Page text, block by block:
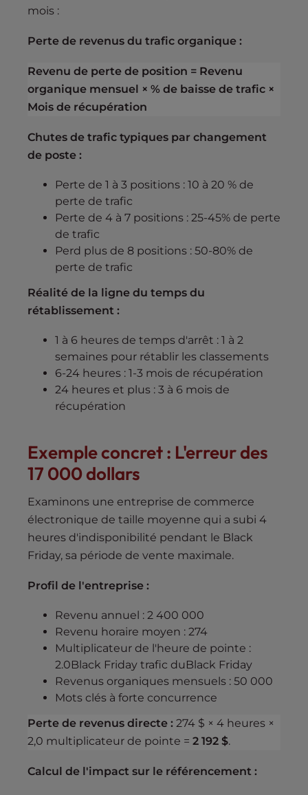
mois :
Perte de revenus du trafic organique :
Revenu de perte de position = Revenu
organique mensuel × % de baisse de trafic ×
Mois de récupération
Chutes de trafic typiques par changement
de poste :
Perte de 1 à 3 positions : 10 à 20 % de
perte de trafic
Perte de 4 à 7 positions : 25-45% de perte
de trafic
Perd plus de 8 positions : 50-80% de
perte de trafic
Réalité de la ligne du temps du
rétablissement :
1 à 6 heures de temps d'arrêt : 1 à 2
semaines pour rétablir les classements
6-24 heures : 1-3 mois de récupération
24 heures et plus : 3 à 6 mois de
récupération
Exemple concret : L'erreur des
17 000 dollars
Examinons une entreprise de commerce
électronique de taille moyenne qui a subi 4
heures d'indisponibilité pendant le Black
Friday, sa période de vente maximale.
Profil de l'entreprise :
Revenu annuel : 2 400 000
Revenu horaire moyen : 274
Multiplicateur de l'heure de pointe :
2.0Black Friday trafic duBlack Friday
Revenus organiques mensuels : 50 000
Mots clés à forte concurrence
Perte de revenus directe : 274 $ × 4 heures ×
2,0 multiplicateur de pointe = 2 192 $.
Calcul de l'impact sur le référencement :